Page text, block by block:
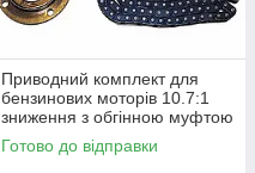
Приводний комплект для
бензинових моторів 10.7:1
зниження з обгінною муфтою
Готово до відправки